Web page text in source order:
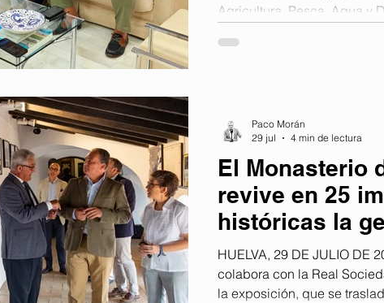
Agricultura, Pesca, Agua y
reuniones de trabajo con
el conjunto del sector.
El Monasterio
revive en 25
históricas la
Ultra en el
vuelo
HUELVA, 29 DE JULIO DE
colabora con la Real
la exposición, que se
Paco Morán
29 jul
4 min de lectura